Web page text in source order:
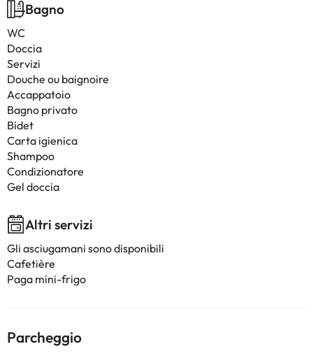
Bagno
WC
Doccia
Servizi
Douche ou baignoire
Accappatoio
Bagno privato
Bidet
Carta igienica
Shampoo
Condizionatore
Gel doccia
Altri servizi
Gli asciugamani sono disponibili
Cafetière
Paga mini-frigo
Parcheggio